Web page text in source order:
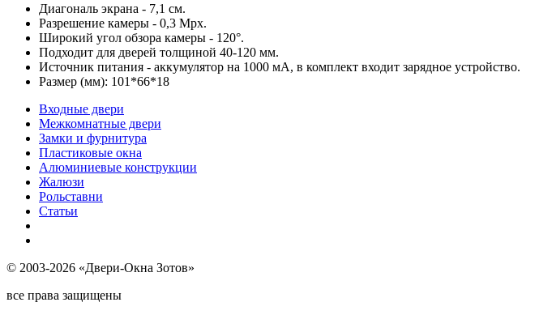
Диагональ экрана - 7,1 см.
Разрешение камеры - 0,3 Мрх.
Широкий угол обзора камеры - 120°.
Подходит для дверей толщиной 40-120 мм.
Источник питания - аккумулятор на 1000 мА, в комплект входит зарядное устройство.
Размер (мм): 101*66*18
Входные двери
Межкомнатные двери
Замки и фурнитура
Пластиковые окна
Алюминиевые конструкции
Жалюзи
Рольставни
Статьи
© 2003-2026 «Двери-Окна Зотов»
все права защищены